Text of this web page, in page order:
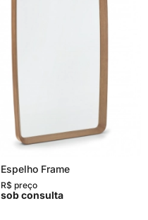
Espelho Frame
R$ preço
sob consulta